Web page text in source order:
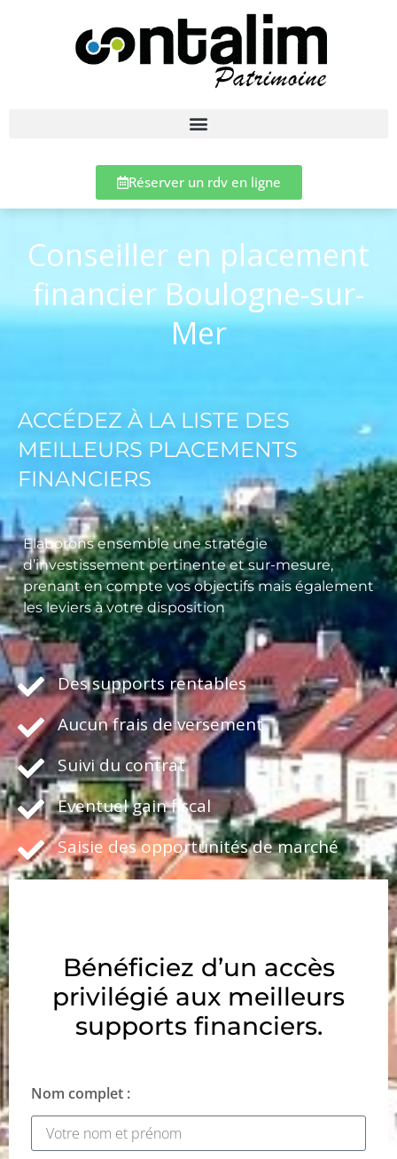
Réserver un rdv en ligne
Conseiller en placement
financier Boulogne-sur-
Mer
ACCÉDEZ À LA LISTE DES
MEILLEURS PLACEMENTS
FINANCIERS
Elaborons ensemble une stratégie
d’investissement pertinente et sur-mesure,
prenant en compte vos objectifs mais également
les leviers à votre disposition
Des supports rentables
Aucun frais de versement
Suivi du contrat
Eventuel gain fiscal
Saisie des opportunités de marché
Bénéficiez d’un accès
privilégié aux meilleurs
supports financiers.
Nom complet :